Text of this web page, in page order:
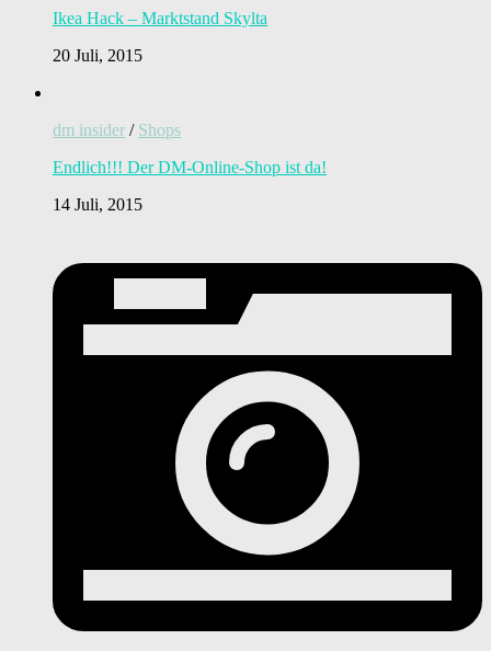
Ikea Hack – Marktstand Skylta
20 Juli, 2015
dm insider / Shops
Endlich!!! Der DM-Online-Shop ist da!
14 Juli, 2015